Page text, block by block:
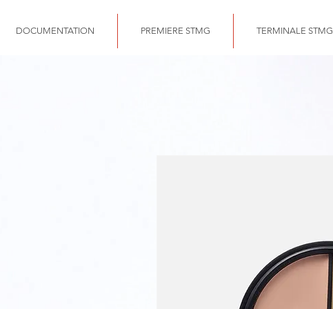
DOCUMENTATION PREMIERE STMG TERMINALE STMG